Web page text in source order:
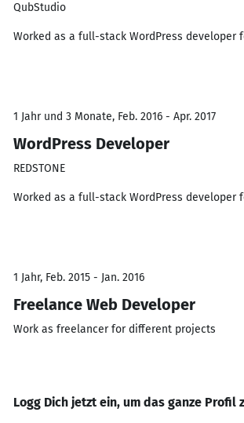
QubStudio
Worked as a full-stack WordPress developer
1 Jahr und 3 Monate, Feb. 2016 - Apr. 2017
WordPress Developer
REDSTONE
Worked as a full-stack WordPress developer
1 Jahr, Feb. 2015 - Jan. 2016
Freelance Web Developer
Work as freelancer for different projects
Logg Dich jetzt ein, um das ganze Profil